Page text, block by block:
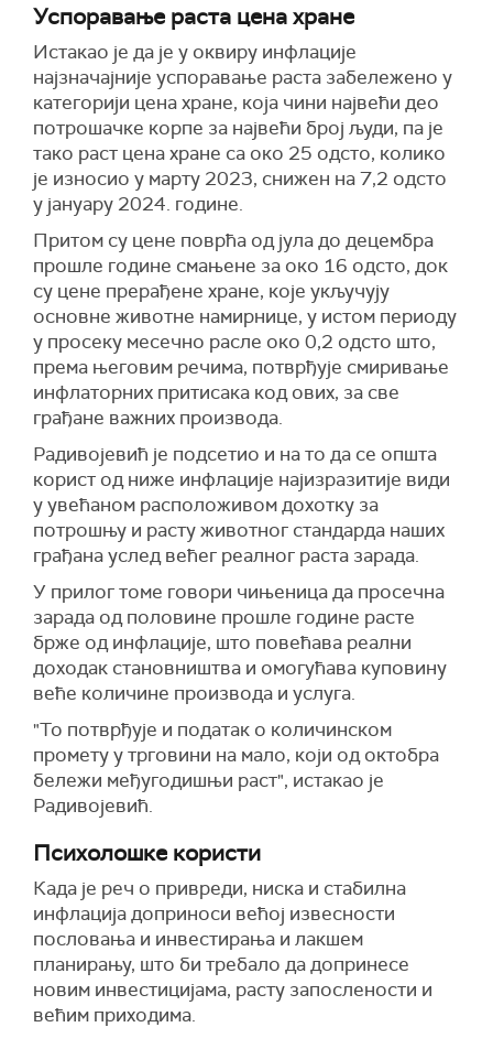
Успоравање раста цена хране
Истакао је да је у оквиру инфлације
најзначајније успоравање раста забележено у
категорији цена хране, која чини највећи део
потрошачке корпе за највећи број људи, па је
тако раст цена хране са око 25 одсто, колико
је износио у марту 2023, снижен на 7,2 одсто
у јануару 2024. године.
Притом су цене поврћа од јула до децембра
прошле године смањене за око 16 одсто, док
су цене прерађене хране, које укључују
основне животне намирнице, у истом периоду
у просеку месечно расле око 0,2 одсто што,
према његовим речима, потврђује смиривање
инфлаторних притисака код ових, за све
грађане важних производа.
Радивојевић је подсетио и на то да се општа
корист од ниже инфлације најизразитије види
у увећаном расположивом дохотку за
потрошњу и расту животног стандарда наших
грађана услед већег реалног раста зарада.
У прилог томе говори чињеница да просечна
зарада од половине прошле године расте
брже од инфлације, што повећава реални
доходак становништва и омогућава куповину
веће количине производа и услуга.
"То потврђује и податак о количинском
промету у трговини на мало, који од октобра
бележи међугодишњи раст", истакао је
Радивојевић.
Психолошке користи
Када је реч о привреди, ниска и стабилна
инфлација доприноси већој извесности
пословања и инвестирања и лакшем
планирању, што би требало да допринесе
новим инвестицијама, расту запослености и
већим приходима.